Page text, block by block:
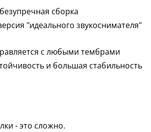
сборка
"идеального звукоснимателя"
с любыми тембрами
и большая стабильность
- это сложно.